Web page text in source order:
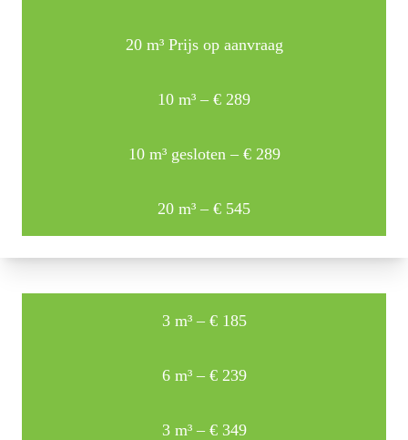
20 m³ Prijs op aanvraag
10 m³ – € 289
10 m³ gesloten – € 289
20 m³ – € 545
3 m³ – € 185
6 m³ – € 239
3 m³ – € 349